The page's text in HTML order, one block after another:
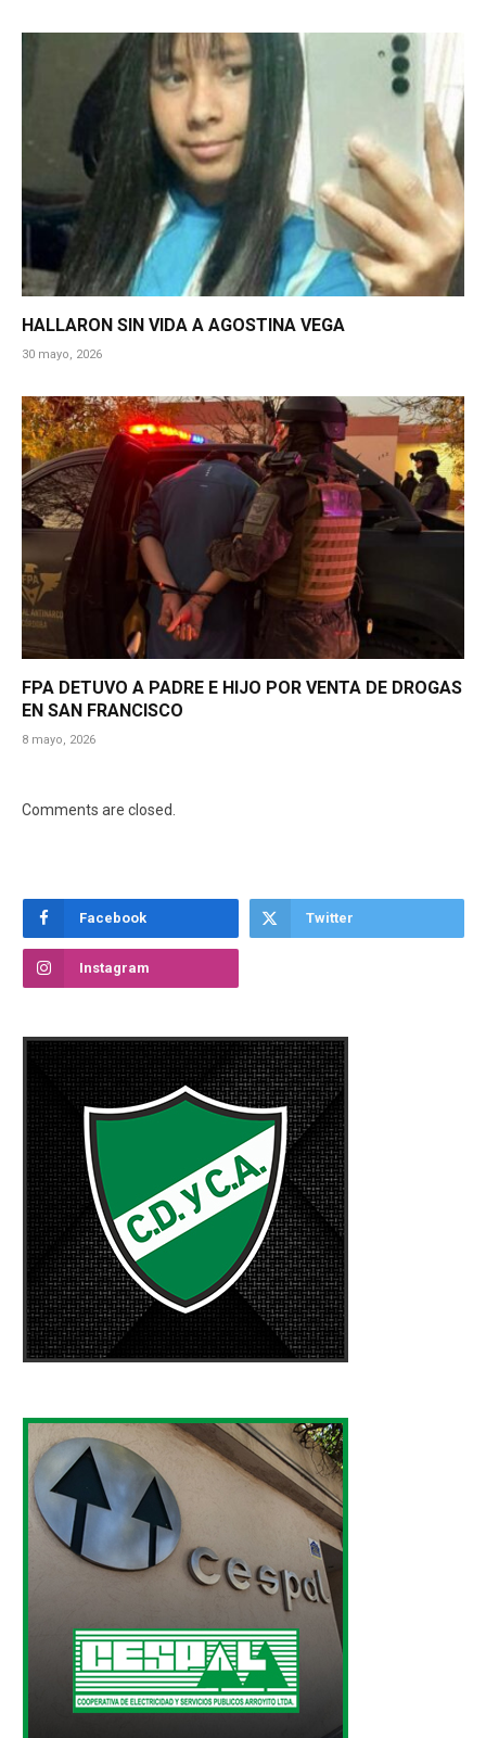
HALLARON SIN VIDA A AGOSTINA VEGA
30 mayo, 2026
FPA DETUVO A PADRE E HIJO POR VENTA DE DROGAS
EN SAN FRANCISCO
8 mayo, 2026
Comments are closed.
Facebook Twitter
Instagram